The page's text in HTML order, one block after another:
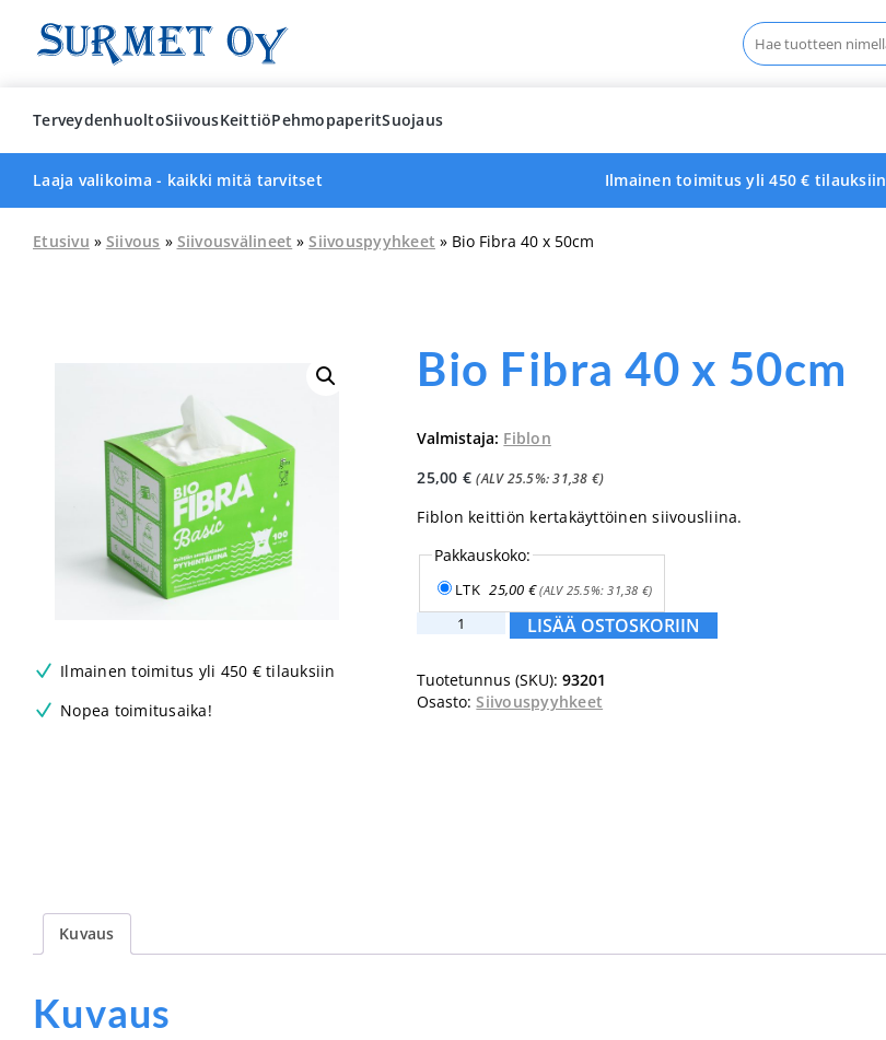
content
Haku:
TerveydenhuoltoSiivousKeittiöPehmopaperitSuojaus
Laaja valikoima - kaikki mitä tarvitset Ilmainen toimitus yli 450 € tilauksiin
Etusivu » Siivous » Siivousvälineet »Siivouspyyhkeet » Bio Fibra 40 x 50cm
Ilmainen toimitus yli 450 € tilauksiin
Nopea toimitusaika!
Bio Fibra 40 x 50cm
Valmistaja: Fiblon
25,00 € (ALV 25.5%:31,38 €)
Fiblon keittiön kertakäyttöinen siivousliina.
Pakkauskoko:
LTK 25,00 €(ALV 25.5%: 31,38 €)
x
50cm
LISÄÄ OSTOSKORIIN
Tuotetunnus (SKU):93201
Osasto:Siivouspyyhkeet
Kuvaus
Kuvaus